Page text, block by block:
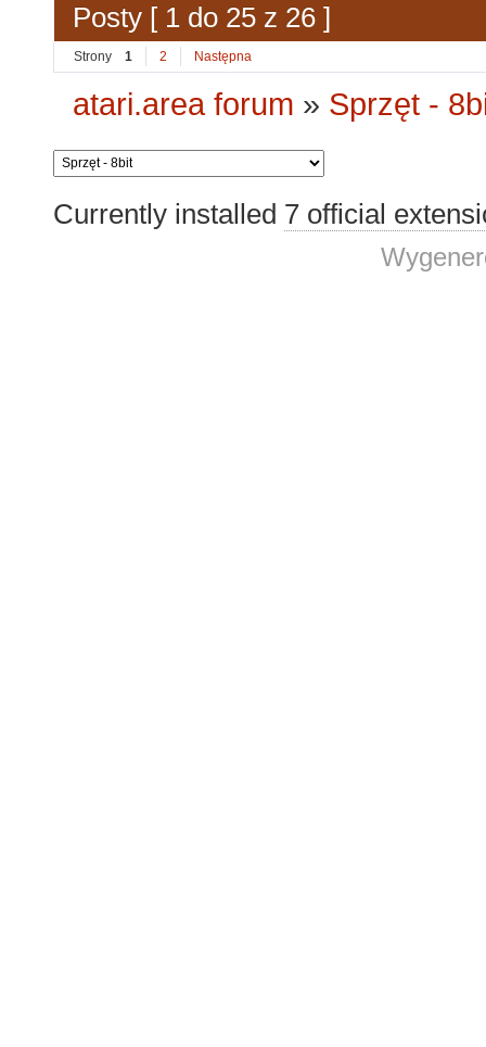
Posty [ 1 do 25 z 26 ]
Strony 1 2 Następna
atari.area forum » Sprzęt -
Currently installed 7 official